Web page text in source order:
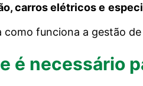
carros elétricos e
como funciona a gestão
é necessário